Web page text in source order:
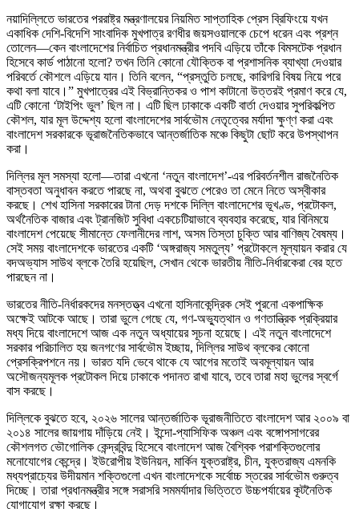
নয়াদিল্লিতে ভারতের পররাষ্ট্র মন্ত্রণালয়ের নিয়মিত সাপ্তাহিক প্রেস ব্রিফিংয়ে যখন
একাধিক দেশি-বিদেশি সাংবাদিক মুখপাত্র রণধীর জয়সওয়ালকে চেপে ধরেন এবং প্রশ্ন
তোলেন—কেন বাংলাদেশের নির্বাচিত প্রধানমন্ত্রীর পদবি এড়িয়ে তাঁকে বিমসটেক প্রধান
হিসেবে কার্ড পাঠানো হলো? তখন তিনি কোনো যৌক্তিক বা প্রশাসনিক ব্যাখ্যা দেওয়ার
পরিবর্তে কৌশলে এড়িয়ে যান। তিনি বলেন, “প্রস্তুতি চলছে, কারিগরি বিষয় নিয়ে পরে
কথা বলা যাবে।” মুখপাত্রের এই বিভ্রান্তিকর ও পাশ কাটানো উত্তরই প্রমাণ করে যে,
এটি কোনো ‘টাইপিং ভুল’ ছিল না। এটি ছিল ঢাকাকে একটি বার্তা দেওয়ার সুপরিকল্পিত
কৌশল, যার মূল উদ্দেশ্য হলো বাংলাদেশের সার্বভৌম নেতৃত্বের মর্যাদা ক্ষুণ্ণ করা এবং
বাংলাদেশ সরকারকে ভূরাজনৈতিকভাবে আন্তর্জাতিক মঞ্চে কিছুটা ছোট করে উপস্থাপন
করা।
দিল্লির মূল সমস্যা হলো—তারা এখনো ‘নতুন বাংলাদেশ’-এর পরিবর্তনশীল রাজনৈতিক
বাস্তবতা অনুধাবন করতে পারছে না, অথবা বুঝতে পেরেও তা মেনে নিতে অস্বীকার
করছে। শেখ হাসিনা সরকারের টানা দেড় দশকে দিল্লি বাংলাদেশের ভূখণ্ড, প্রটোকল,
অর্থনৈতিক বাজার এবং ট্রানজিট সুবিধা একচেটিয়াভাবে ব্যবহার করেছে, যার বিনিময়ে
বাংলাদেশ পেয়েছে সীমান্তে ফেলানীদের লাশ, অসম তিস্তা চুক্তি আর বাণিজ্য বৈষম্য।
সেই সময় বাংলাদেশকে ভারতের একটি ‘অঙ্গরাজ্য সমতুল্য’ প্রটোকলে মূল্যায়ন করার যে
বদঅভ্যাস সাউথ ব্লকে তৈরি হয়েছিল, সেখান থেকে ভারতীয় নীতি-নির্ধারকেরা বের হতে
পারছেন না।
ভারতের নীতি-নির্ধারকদের মনস্তত্ত্ব এখনো হাসিনাকেন্দ্রিক সেই পুরনো একপাক্ষিক
অক্ষেই আটকে আছে। তারা ভুলে গেছে যে, গণ-অভ্যুত্থান ও গণতান্ত্রিক প্রক্রিয়ার
মধ্য দিয়ে বাংলাদেশে আজ এক নতুন অধ্যায়ের সূচনা হয়েছে। এই নতুন বাংলাদেশে
সরকার পরিচালিত হয় জনগণের সার্বভৌম ইচ্ছায়, দিল্লির সাউথ ব্লকের কোনো
প্রেসক্রিপশনে নয়। ভারত যদি ভেবে থাকে যে আগের মতোই অবমূল্যায়ন আর
অসৌজন্যমূলক প্রটোকল দিয়ে ঢাকাকে পদানত রাখা যাবে, তবে তারা মহা ভুলের স্বর্গে
বাস করছে।
দিল্লিকে বুঝতে হবে, ২০২৬ সালের আন্তর্জাতিক ভূরাজনীতিতে বাংলাদেশ আর ২০০৯ বা
২০১৪ সালের জায়গায় দাঁড়িয়ে নেই। ইন্দো-প্যাসিফিক অঞ্চল এবং বঙ্গোপসাগরের
কৌশলগত ভৌগোলিক কেন্দ্রবিন্দু হিসেবে বাংলাদেশ আজ বৈশ্বিক পরাশক্তিগুলোর
মনোযোগের কেন্দ্রে। ইউরোপীয় ইউনিয়ন, মার্কিন যুক্তরাষ্ট্র, চীন, যুক্তরাজ্য এমনকি
মধ্যপ্রাচ্যের উদীয়মান শক্তিগুলো এখন বাংলাদেশকে সর্বোচ্চ স্তরের সার্বভৌম গুরুত্ব
দিচ্ছে। তারা প্রধানমন্ত্রীর সঙ্গে সরাসরি সমমর্যাদার ভিত্তিতে উচ্চপর্যায়ের কূটনৈতিক
যোগাযোগ রক্ষা করছে।